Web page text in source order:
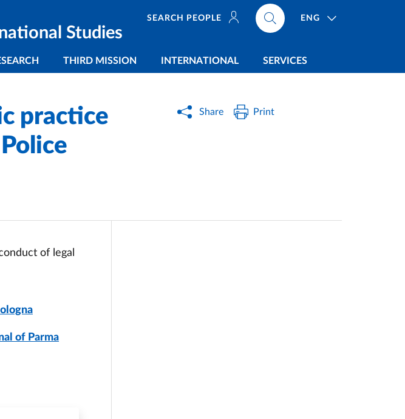
Studies
SEARCH PEOPLE ENG
THIRD MISSION INTERNATIONAL SERVICES
practice
Share Print
of legal
of Parma